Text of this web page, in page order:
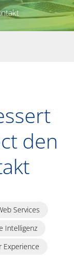
den
Services
Intelligenz
Experience